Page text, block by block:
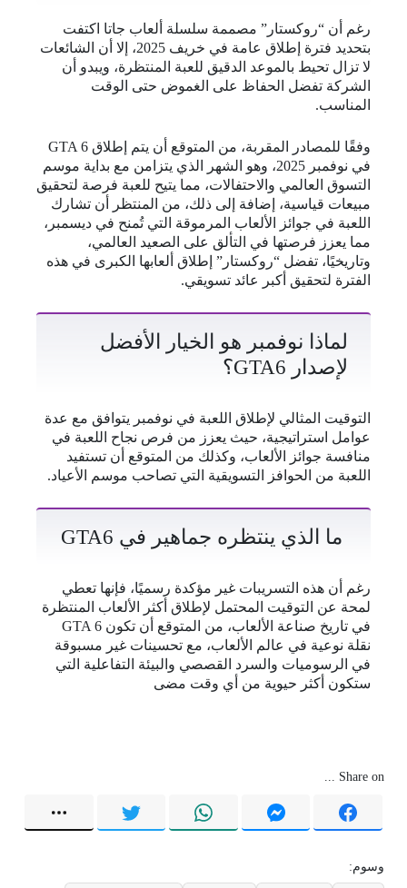
رغم أن “روكستار” مصممة سلسلة ألعاب جاتا اكتفت
بتحديد فترة إطلاق عامة في خريف 2025، إلا أن الشائعات
لا تزال تحيط بالموعد الدقيق للعبة المنتظرة، ويبدو أن
الشركة تفضل الحفاظ على الغموض حتى الوقت
المناسب.
وفقًا للمصادر المقربة، من المتوقع أن يتم إطلاق GTA 6
في نوفمبر 2025، وهو الشهر الذي يتزامن مع بداية موسم
التسوق العالمي والاحتفالات، مما يتيح للعبة فرصة لتحقيق
مبيعات قياسية، إضافة إلى ذلك، من المنتظر أن تشارك
اللعبة في جوائز الألعاب المرموقة التي تُمنح في ديسمبر،
مما يعزز فرصتها في التألق على الصعيد العالمي،
وتاريخيًا، تفضل “روكستار” إطلاق ألعابها الكبرى في هذه
الفترة لتحقيق أكبر عائد تسويقي.
لماذا نوفمبر هو الخيار الأفضل
لإصدار GTA6؟
التوقيت المثالي لإطلاق اللعبة في نوفمبر يتوافق مع عدة
عوامل استراتيجية، حيث يعزز من فرص نجاح اللعبة في
منافسة جوائز الألعاب، وكذلك من المتوقع أن تستفيد
اللعبة من الحوافز التسويقية التي تصاحب موسم الأعياد.
ما الذي ينتظره جماهير في GTA6
رغم أن هذه التسريبات غير مؤكدة رسميًا، فإنها تعطي
لمحة عن التوقيت المحتمل لإطلاق أكثر الألعاب المنتظرة
في تاريخ صناعة الألعاب، من المتوقع أن تكون GTA 6
نقلة نوعية في عالم الألعاب، مع تحسينات غير مسبوقة
في الرسوميات والسرد القصصي والبيئة التفاعلية التي
ستكون أكثر حيوية من أي وقت مضى
Share on ...
وسوم: